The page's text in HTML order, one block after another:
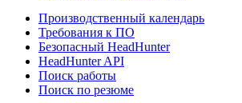
Производственный календарь
Требования к ПО
Безопасный HeadHunter
HeadHunter API
Поиск работы
Поиск по резюме